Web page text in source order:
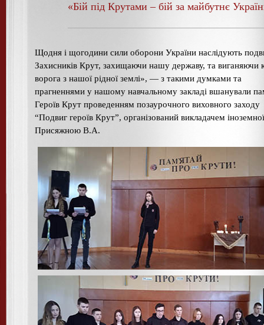
«Бій під Крутами – бій за майбутнє
Щодня і щогодини сили оборони України наслідують
Захисників Крут, захищаючи нашу державу, та виганяючи
ворога з нашої рідної землі», — з такими думками та
прагненнями у нашому навчальному закладі вшанували
Героїв Крут проведенням позаурочного виховного заходу
“Подвиг героїв Крут”, організований викладачем
Присяжною В.А.